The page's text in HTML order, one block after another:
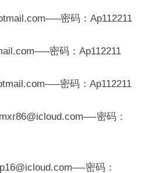
密码：Ap112211
密码：Ap112211
密码：Ap112211
密码：
密码：